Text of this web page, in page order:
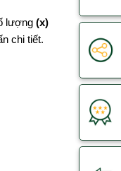
lượng(x)
chi tiết.